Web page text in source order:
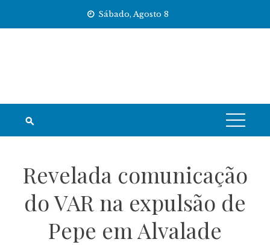
Sábado, Agosto 8
Revelada comunicação
do VAR na expulsão de
Pepe em Alvalade